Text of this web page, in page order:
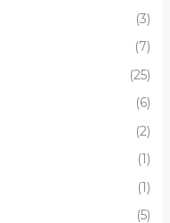
(3)
(7)
(25)
(6)
(2)
(1)
(1)
(5)